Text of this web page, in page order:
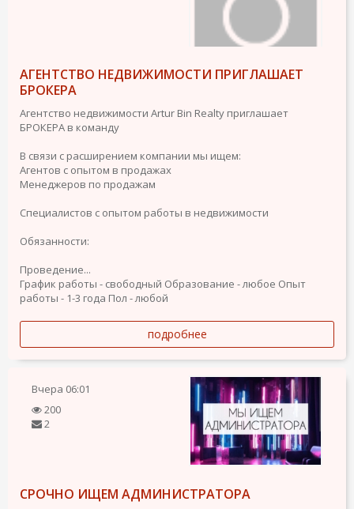
АГЕНТСТВО НЕДВИЖИМОСТИ ПРИГЛАШАЕТ
БРОКЕРА
Агентство недвижимости Artur Bin Realty приглашает
БРОКЕРА в команду
В связи с расширением компании мы ищем:
Агентов с опытом в продажах
Менеджеров по продажам
Специалистов с опытом работы в недвижимости
Обязанности:
Проведение...
График работы - свободный Образование - любое Опыт
работы - 1-3 года Пол - любой
подробнее
Вчера 06:01
200
2
СРОЧНО ИЩЕМ АДМИНИСТРАТОРА